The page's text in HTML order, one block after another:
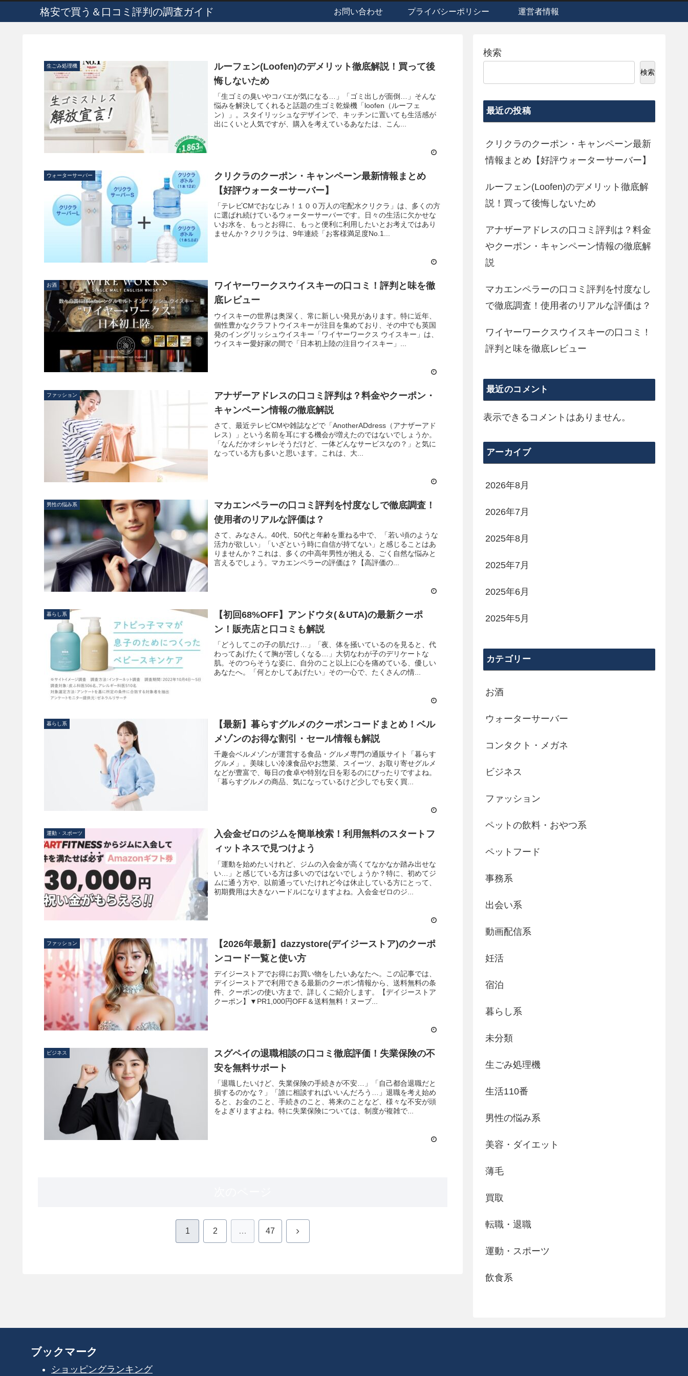
格安で買う＆口コミ評判の調査ガイド お問い合わせ プライバシーポリシー 運営者情報
生ごみ処理機
ルーフェン(Loofen)のデメリット徹底解説！買って後
悔しないため
「生ゴミの臭いやコバエが気になる…」「ゴミ出しが面倒…」そんな
悩みを解決してくれると話題の生ゴミ乾燥機「loofen（ルーフェ
ン）」。スタイリッシュなデザインで、キッチンに置いても生活感が
出にくいと人気ですが、購入を考えているあなたは、こん...
ウォーターサーバー
クリクラのクーポン・キャンペーン最新情報まとめ
【好評ウォーターサーバー】
「テレビCMでおなじみ！１００万人の宅配水クリクラ」は、多くの方
に選ばれ続けているウォーターサーバーです。日々の生活に欠かせな
いお水を、もっとお得に、もっと便利に利用したいとお考えではあり
ませんか？クリクラは、9年連続「お客様満足度No.1...
お酒
ワイヤーワークスウイスキーの口コミ！評判と味を徹
底レビュー
ウイスキーの世界は奥深く、常に新しい発見があります。特に近年、
個性豊かなクラフトウイスキーが注目を集めており、その中でも英国
発のイングリッシュウイスキー「ワイヤーワークス ウイスキー」は、
ウイスキー愛好家の間で「日本初上陸の注目ウイスキー」...
ファッション
アナザーアドレスの口コミ評判は？料金やクーポン・
キャンペーン情報の徹底解説
さて、最近テレビCMや雑誌などで「AnotherADdress（アナザーアド
レス）」という名前を耳にする機会が増えたのではないでしょうか。
「なんだかオシャレそうだけど、一体どんなサービスなの？」と気に
なっている方も多いと思います。これは、大...
男性の悩み系
マカエンペラーの口コミ評判を忖度なしで徹底調査！
使用者のリアルな評価は？
さて、みなさん。40代、50代と年齢を重ねる中で、「若い頃のような
活力が欲しい」「いざという時に自信が持てない」と感じることはあ
りませんか？これは、多くの中高年男性が抱える、ごく自然な悩みと
言えるでしょう。マカエンペラーの評価は？【高評価の...
暮らし系
【初回68%OFF】アンドウタ(＆UTA)の最新クーポ
ン！販売店と口コミも解説
「どうしてこの子の肌だけ…」「夜、体を掻いているのを見ると、代
わってあげたくて胸が苦しくなる…」大切なわが子のデリケートな
肌。そのつらそうな姿に、自分のこと以上に心を痛めている、優しい
あなたへ。「何とかしてあげたい」その一心で、たくさんの情...
暮らし系
【最新】暮らすグルメのクーポンコードまとめ！ベル
メゾンのお得な割引・セール情報も解説
千趣会ベルメゾンが運営する食品・グルメ専門の通販サイト「暮らす
グルメ」。美味しい冷凍食品やお惣菜、スイーツ、お取り寄せグルメ
などが豊富で、毎日の食卓や特別な日を彩るのにぴったりですよね。
「暮らすグルメの商品、気になっているけど少しでも安く買...
運動・スポーツ
入会金ゼロのジムを簡単検索！利用無料のスタートフ
ィットネスで見つけよう
「運動を始めたいけれど、ジムの入会金が高くてなかなか踏み出せな
い…」と感じている方は多いのではないでしょうか？特に、初めてジ
ムに通う方や、以前通っていたけれど今は休止している方にとって、
初期費用は大きなハードルになりますよね。入会金ゼロのジ...
ファッション
【2026年最新】dazzystore(デイジーストア)のクーポ
ンコード一覧と使い方
デイジーストアでお得にお買い物をしたいあなたへ。この記事では、
デイジーストアで利用できる最新のクーポン情報から、送料無料の条
件、クーポンの使い方まで、詳しくご紹介します。【デイジーストア
クーポン】▼PR1,000円OFF＆送料無料！ヌーブ...
ビジネス
スグペイの退職相談の口コミ徹底評価！失業保険の不
安を無料サポート
「退職したいけど、失業保険の手続きが不安…」「自己都合退職だと
損するのかな？」「誰に相談すればいいんだろう…」退職を考え始め
ると、お金のこと、手続きのこと、将来のことなど、様々な不安が頭
をよぎりますよね。特に失業保険については、制度が複雑で...
1 2 … 47 次
検索
検索
最近の投稿
クリクラのクーポン・キャンペーン最新
情報まとめ【好評ウォーターサーバー】
ルーフェン(Loofen)のデメリット徹底解
説！買って後悔しないため
アナザーアドレスの口コミ評判は？料金
やクーポン・キャンペーン情報の徹底解
説
マカエンペラーの口コミ評判を忖度なし
で徹底調査！使用者のリアルな評価は？
ワイヤーワークスウイスキーの口コミ！
評判と味を徹底レビュー
最近のコメント
表示できるコメントはありません。
アーカイブ
2026年8月
2026年7月
2025年8月
2025年7月
2025年6月
2025年5月
カテゴリー
お酒
ウォーターサーバー
コンタクト・メガネ
ビジネス
ファッション
ペットの飲料・おやつ系
ペットフード
事務系
出会い系
動画配信系
妊活
宿泊
暮らし系
未分類
生ごみ処理機
生活110番
男性の悩み系
美容・ダイエット
薄毛
買取
転職・退職
運動・スポーツ
飲食系
ブックマーク
ショッピングランキング